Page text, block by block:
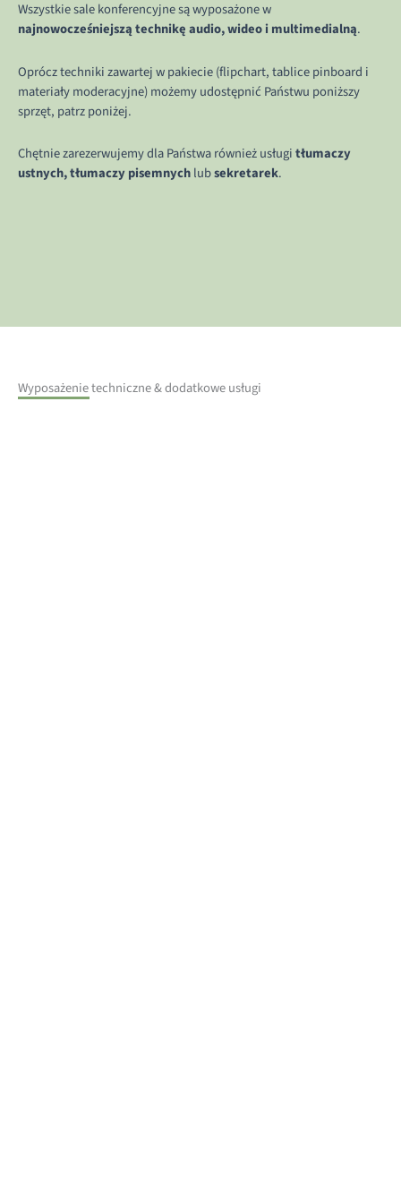
Wszystkie sale konferencyjne są wyposażone w
najnowocześniejszą technikę audio, wideo i multimedialną.
Oprócz techniki zawartej w pakiecie (flipchart, tablice pinboard i
materiały moderacyjne) możemy udostępnić Państwu poniższy
sprzęt, patrz poniżej.
Chętnie zarezerwujemy dla Państwa również usługitłumaczy
ustnych, tłumaczy pisemnychlubsekretarek.
Wyposażenie techniczne & dodatkowe usługi